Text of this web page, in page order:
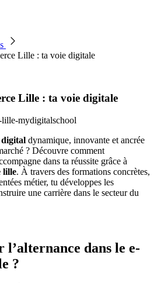
Lille : ta voie digitale
Lille : ta voie digitale
digital dynamique, innovante et ancrée
? Découvre comment
dans ta réussite grâce à
lille. À travers des formations concrètes,
métier, tu développes les
une carrière dans le secteur du
dans le e-
?